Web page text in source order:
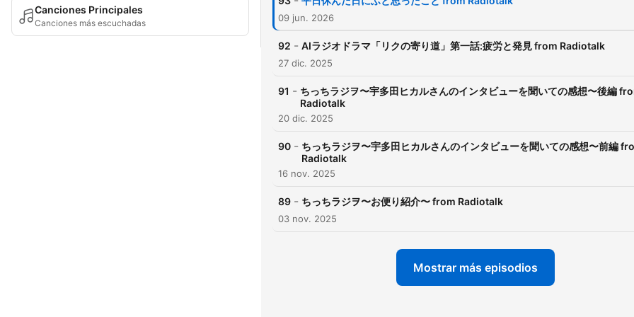
Canciones Principales
Canciones más escuchadas
ハモネプ ・ラジオドラマ「
紹介コーナー「Take a Rest
について、なんでも質問OK
09 jun. 2026
92 - AIラジオドラマ「リクの寄り道」第一話:疲労と発見 from Radiotalk
27 dic. 2025
91 - ちっちラジヲ〜宇多田ヒカルさんのインタビューを聞いての感想〜後編
Radiotalk
20 dic. 2025
90 - ちっちラジヲ〜宇多田ヒカルさんのインタビューを聞いての感想〜前編
Radiotalk
16 nov. 2025
89 - ちっちラジヲ〜お便り紹介〜 from Radiotalk
03 nov. 2025
Mostrar más episodios